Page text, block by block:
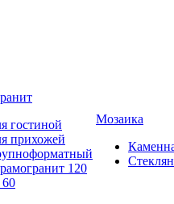
гостиной
прихожей
120
60
Мозаика